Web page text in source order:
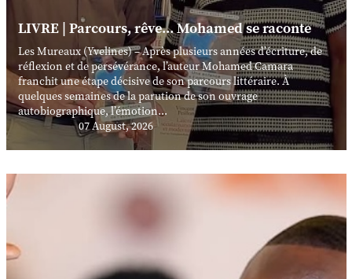
LIVRE | Parcours, rêve... Mohamed se raconte
Les Mureaux (Yvelines) – Après plusieurs années d’écriture, de
réflexion et de persévérance, l’auteur Mohamed Camara
franchit une étape décisive de son parcours littéraire. À
quelques semaines de la parution de son ouvrage
autobiographique, l’émotion...
07 August, 2026